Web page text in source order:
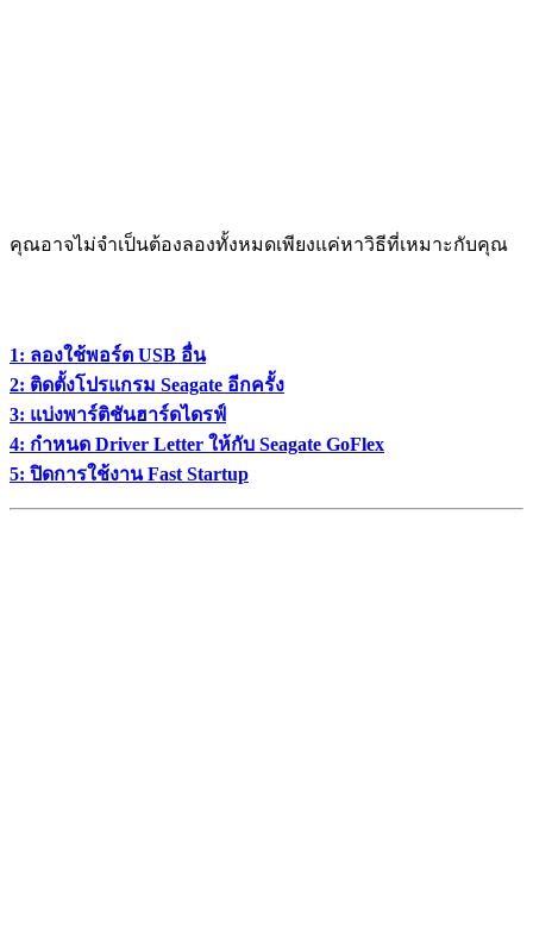
คุณอาจไม่จำเป็นต้องลองทั้งหมดเพียงแค่หาวิธีที่เหมาะกับคุณ
1: ลองใช้พอร์ต USB อื่น
2: ติดตั้งโปรแกรม Seagate อีกครั้ง
3: แบ่งพาร์ติชันฮาร์ดไดรฟ์
4: กำหนด Driver Letter ให้กับ Seagate GoFlex
5: ปิดการใช้งาน Fast Startup